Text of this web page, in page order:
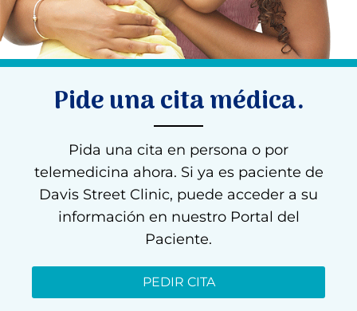
Pide una cita médica.
Pida una cita en persona o por
telemedicina ahora. Si ya es paciente de
Davis Street Clinic, puede acceder a su
información en nuestro Portal del
Paciente.
PEDIR CITA